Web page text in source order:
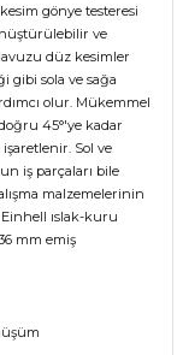
gönye testeresi
ve
düz kesimler
gibi sola ve sağa
olur. Mükemmel
45°'ye kadar
Sol ve
iş parçaları bile
malzemelerinin
ıslak-kuru
mm emiş